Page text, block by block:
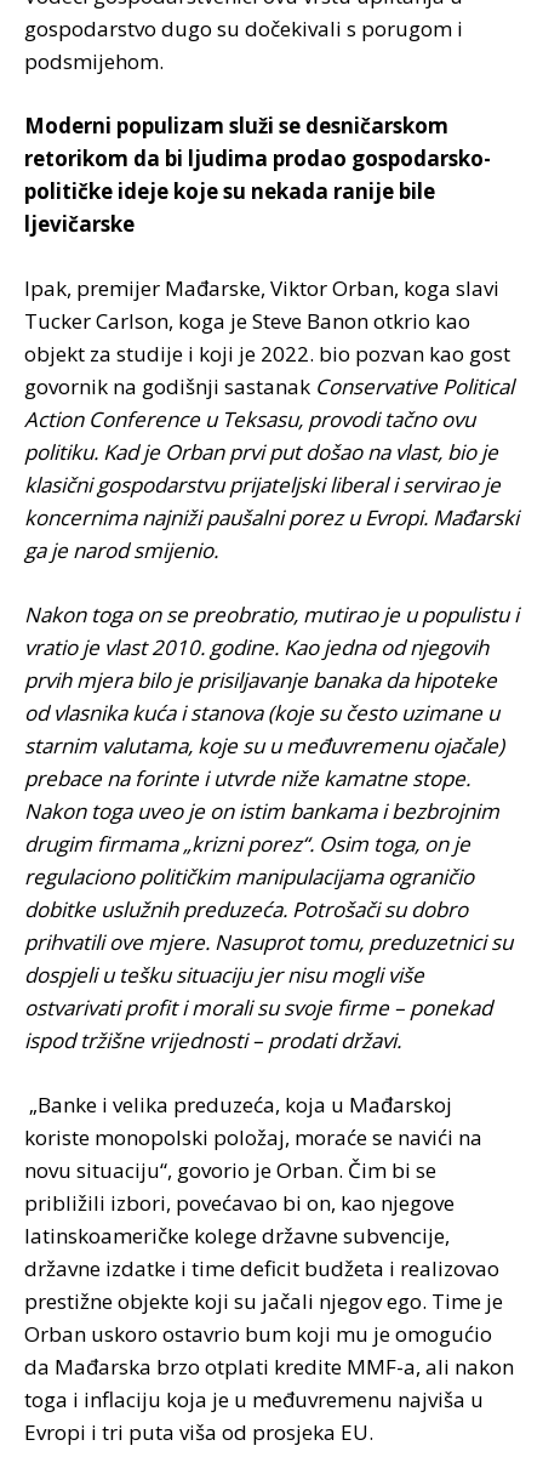
gospodarstvo dugo su dočekivali s porugom i
podsmijehom.
Moderni populizam služi se desničarskom
retorikom da bi ljudima prodao gospodarsko-
političke ideje koje su nekada ranije bile
ljevičarske
Ipak, premijer Mađarske, Viktor Orban, koga slavi
Tucker Carlson, koga je Steve Banon otkrio kao
objekt za studije i koji je 2022. bio pozvan kao gost
govornik na godišnji sastanak Conservative Political
Action Conference u Teksasu, provodi tačno ovu
politiku. Kad je Orban prvi put došao na vlast, bio je
klasični gospodarstvu prijateljski liberal i servirao je
koncernima najniži paušalni porez u Evropi. Mađarski
ga je narod smijenio.
Nakon toga on se preobratio, mutirao je u populistu i
vratio je vlast 2010. godine. Kao jedna od njegovih
prvih mjera bilo je prisiljavanje banaka da hipoteke
od vlasnika kuća i stanova (koje su često uzimane u
starnim valutama, koje su u međuvremenu ojačale)
prebace na forinte i utvrde niže kamatne stope.
Nakon toga uveo je on istim bankama i bezbrojnim
drugim firmama „krizni porez“. Osim toga, on je
regulaciono političkim manipulacijama ograničio
dobitke uslužnih preduzeća. Potrošači su dobro
prihvatili ove mjere. Nasuprot tomu, preduzetnici su
dospjeli u tešku situaciju jer nisu mogli više
ostvarivati profit i morali su svoje firme – ponekad
ispod tržišne vrijednosti – prodati državi.
„Banke i velika preduzeća, koja u Mađarskoj
koriste monopolski položaj, moraće se navići na
novu situaciju“, govorio je Orban. Čim bi se
približili izbori, povećavao bi on, kao njegove
latinskoameričke kolege državne subvencije,
državne izdatke i time deficit budžeta i realizovao
prestižne objekte koji su jačali njegov ego. Time je
Orban uskoro ostavrio bum koji mu je omogućio
da Mađarska brzo otplati kredite MMF-a, ali nakon
toga i inflaciju koja je u međuvremenu najviša u
Evropi i tri puta viša od prosjeka EU.